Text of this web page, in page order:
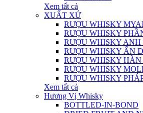
Xem tất cả
XUẤT XỨ
RƯỢU WHISKY
RƯỢU WHISKY
RƯỢU WHISKY ANH
RƯỢU WHISKY ẤN
RƯỢU WHISKY HÀN
RƯỢU WHISKY
RƯỢU WHISKY
Xem tất cả
Hương Vị Whisky
BOTTLED-IN-BOND